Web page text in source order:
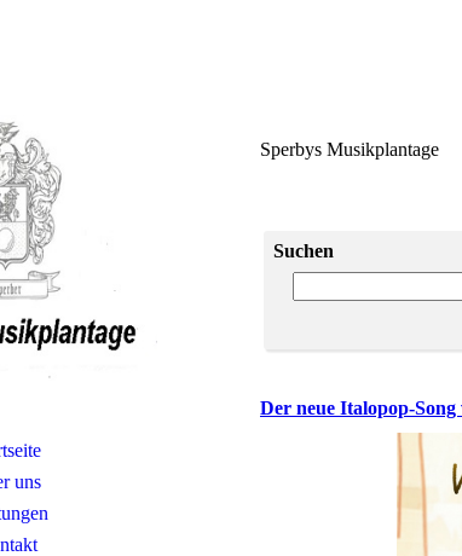
uns
Sperbys Musikplantage
Suchen
Der neue Italopop-